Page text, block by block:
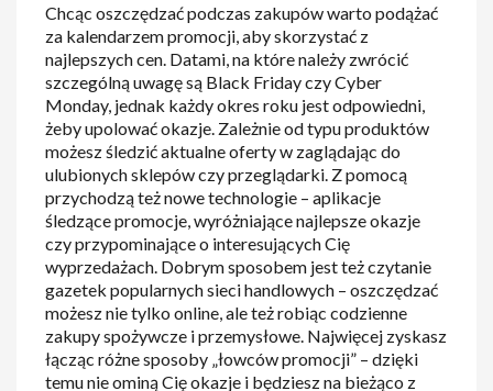
Chcąc oszczędzać podczas zakupów warto podążać
za kalendarzem promocji, aby skorzystać z
najlepszych cen. Datami, na które należy zwrócić
szczególną uwagę są Black Friday czy Cyber
Monday, jednak każdy okres roku jest odpowiedni,
żeby upolować okazje. Zależnie od typu produktów
możesz śledzić aktualne oferty w zaglądając do
ulubionych sklepów czy przeglądarki. Z pomocą
przychodzą też nowe technologie – aplikacje
śledzące promocje, wyróżniające najlepsze okazje
czy przypominające o interesujących Cię
wyprzedażach. Dobrym sposobem jest też czytanie
gazetek popularnych sieci handlowych – oszczędzać
możesz nie tylko online, ale też robiąc codzienne
zakupy spożywcze i przemysłowe. Najwięcej zyskasz
łącząc różne sposoby „łowców promocji” – dzięki
temu nie ominą Cię okazje i będziesz na bieżąco z